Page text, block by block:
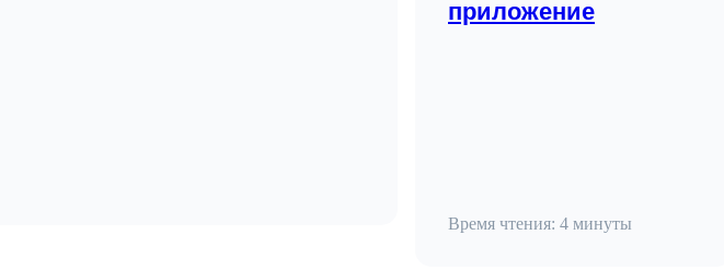
приложение
Время чтения: 4 минуты